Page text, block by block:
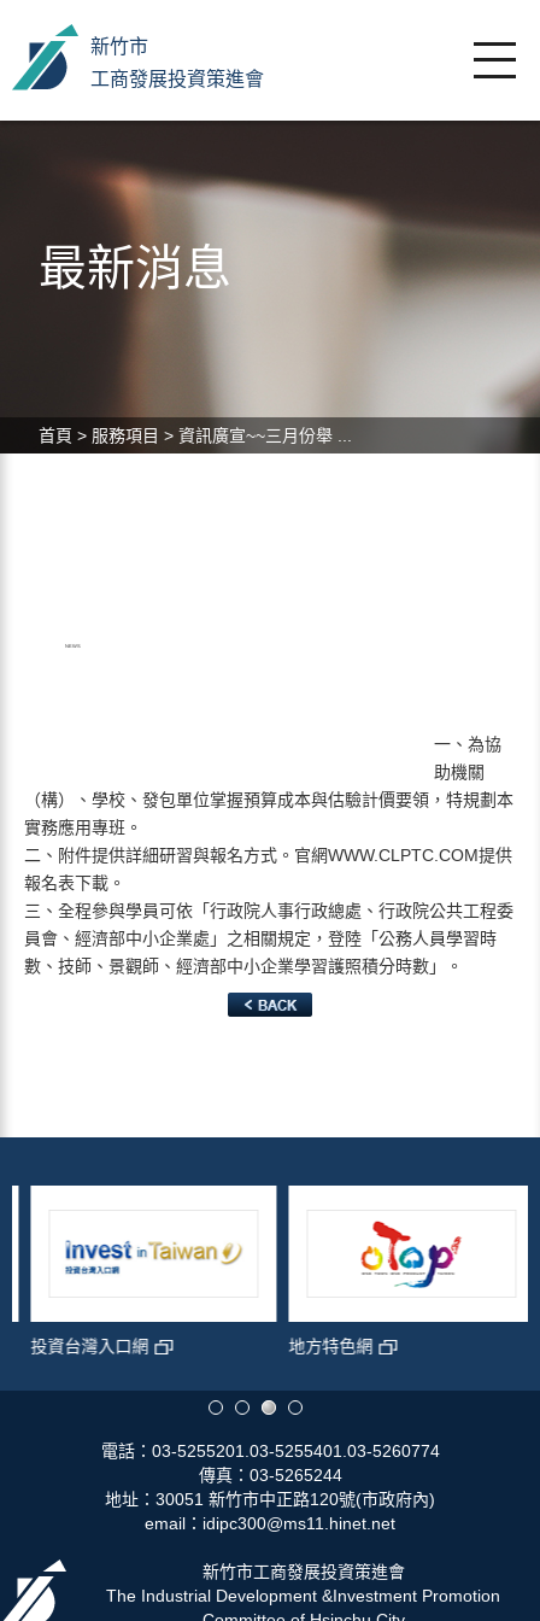
新竹市
工商發展投資策進會
最新消息
首頁 > 服務項目 > 資訊廣宣~~三月份舉 ...
NEWS
一、為協
助機關
（構）、學校、發包單位掌握預算成本與估驗計價要領，特規劃本
實務應用專班。
二、附件提供詳細研習與報名方式。官網WWW.CLPTC.COM提供
報名表下載。
三、全程參與學員可依「行政院人事行政總處、行政院公共工程委
員會、經濟部中小企業處」之相關規定，登陸「公務人員學習時
數、技師、景觀師、經濟部中小企業學習護照積分時數」。
投資台灣入口網 地方特色網
電話：03-5255201.03-5255401.03-5260774
傳真：03-5265244
地址：30051 新竹市中正路120號(市政府內)
email：idipc300@ms11.hinet.net
新竹市工商發展投資策進會
The Industrial Development &Investment Promotion